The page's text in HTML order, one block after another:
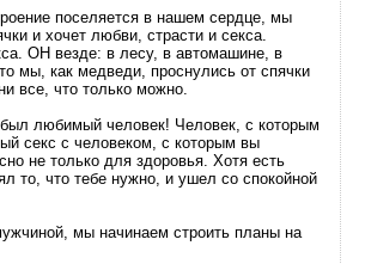
поселяется в нашем сердце, мы
и хочет любви, страсти и секса.
ОН везде: в лесу, в автомашине, в
мы, как медведи, проснулись от спячки
все, что только можно.
любимый человек! Человек, с которым
секс с человеком, с которым вы
не только для здоровья. Хотя есть
то, что тебе нужно, и ушел со спокойной
мы начинаем строить планы на